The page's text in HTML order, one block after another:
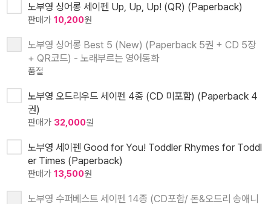
노부영 싱어롱 세이펜 Up, Up, Up! (QR) (Paperback)
판매가 10,200원
노부영 싱어롱 Best 5 (New) (Paperback 5권 + CD 5장
+ QR코드) - 노래부르는 영어동화
품절
노부영 오드리우드 세이펜 4종 (CD 미포함) (Paperback 4
권)
판매가 32,000원
노부영 세이펜 Good for You! Toddler Rhymes for Toddl
er Times (Paperback)
판매가 13,500원
노부영 수퍼베스트 세이펜 14종 (CD포함/ 돈&오드리 송애니